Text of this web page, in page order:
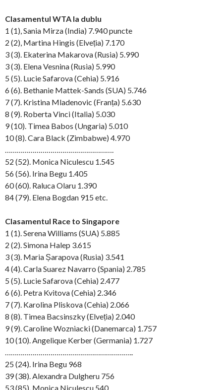
Clasamentul WTA la dublu
1 (1), Sania Mirza (India) 7.940 puncte
2 (2), Martina Hingis (Elveția) 7.170
3 (3). Ekaterina Makarova (Rusia) 5.990
3 (3). Elena Vesnina (Rusia) 5.990
5 (5). Lucie Safarova (Cehia) 5.916
6 (6). Bethanie Mattek-Sands (SUA) 5.746
7 (7). Kristina Mladenovic (Franța) 5.630
8 (9). Roberta Vinci (Italia) 5.030
9 (10). Timea Babos (Ungaria) 5.010
10 (8). Cara Black (Zimbabwe) 4.970
……………………………………………….
52 (52). Monica Niculescu 1.545
56 (56). Irina Begu 1.405
60 (60). Raluca Olaru 1.390
84 (79). Elena Bogdan 915 etc.
Clasamentul Race to Singapore
1 (1). Serena Williams (SUA) 5.885
2 (2). Simona Halep 3.615
3 (3). Maria Șarapova (Rusia) 3.541
4 (4). Carla Suarez Navarro (Spania) 2.785
5 (5). Lucie Safarova (Cehia) 2.477
6 (6). Petra Kvitova (Cehia) 2.346
7 (7). Karolina Pliskova (Cehia) 2.066
8 (8). Timea Bacsinszky (Elveția) 2.040
9 (9). Caroline Wozniacki (Danemarca) 1.757
10 (10). Angelique Kerber (Germania) 1.727
………………………………………………………..
25 (24). Irina Begu 968
39 (38). Alexandra Dulgheru 756
53 (85). Monica Niculescu 540